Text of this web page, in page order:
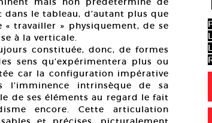
le tableau, d’autant plus que
travailler » physiquement, de se
à la verticale.
constituée, donc, de formes
sens qu’expérimentera plus ou
car la configuration impérative
intrinsèque de sa
de ses éléments au regard le fait
encore. Cette articulation